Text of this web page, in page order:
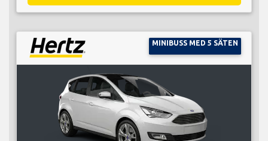
MINIBUSS MED 5 SÄTEN